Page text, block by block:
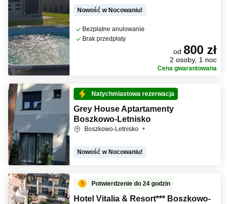
Nowość w Nocowaniu!
Bezpłatne anulowanie
Brak przedpłaty
od 800 zł
2 osoby, 1 noc
Cena gwarantowana
Natychmiastowa rezerwacja
Grey House Aptartamenty
Boszkowo-Letnisko
Boszkowo-Letnisko
Nowość w Nocowaniu!
Potwierdzenie do 24 godzin
Hotel Vitalia & Resort*** Boszkowo-